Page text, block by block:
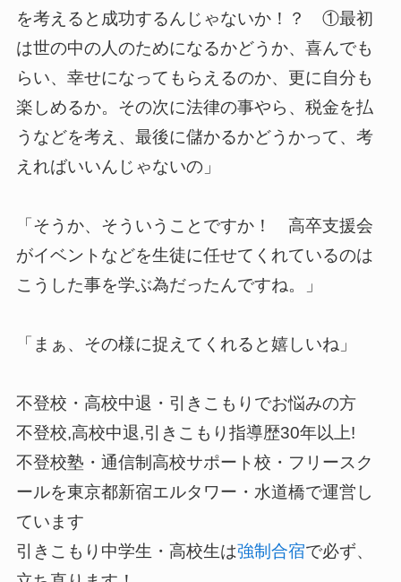
を考えると成功するんじゃないか！？ ①最初
は世の中の人のためになるかどうか、喜んでも
らい、幸せになってもらえるのか、更に自分も
楽しめるか。その次に法律の事やら、税金を払
うなどを考え、最後に儲かるかどうかって、考
えればいいんじゃないの」
「そうか、そういうことですか！ 高卒支援会
がイベントなどを生徒に任せてくれているのは
こうした事を学ぶ為だったんですね。」
「まぁ、その様に捉えてくれると嬉しいね」
不登校・高校中退・引きこもりでお悩みの方
不登校,高校中退,引きこもり指導歴30年以上!
不登校塾・通信制高校サポート校・フリースク
ールを東京都新宿エルタワー・水道橋で運営し
ています
引きこもり中学生・高校生は強制合宿で必ず、